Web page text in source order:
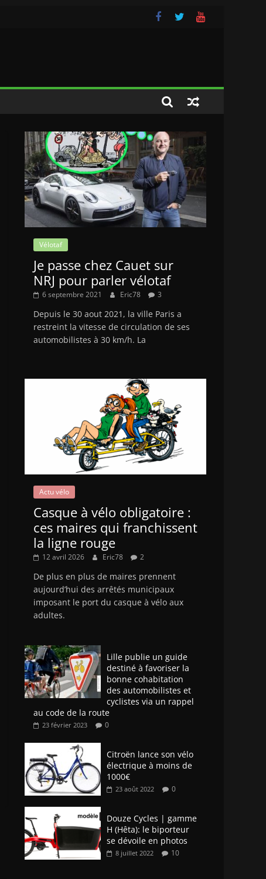
Vélotaf
Je passe chez Cauet sur
NRJ pour parler vélotaf
6 septembre 2021 Eric78 3
Depuis le 30 aout 2021, la ville Paris a
restreint la vitesse de circulation de ses
automobilistes à 30 km/h. La
Actu vélo
Casque à vélo obligatoire :
ces maires qui franchissent
la ligne rouge
12 avril 2026 Eric78 2
De plus en plus de maires prennent
aujourd’hui des arrêtés municipaux
imposant le port du casque à vélo aux
adultes.
Lille publie un guide
destiné à favoriser la
bonne cohabitation
des automobilistes et
cyclistes via un rappel
au code de la route
23 février 2023 0
Citroën lance son vélo
électrique à moins de
1000€
23 août 2022 0
Douze Cycles | gamme
H (Hêta): le biporteur
se dévoile en photos
8 juillet 2022 10